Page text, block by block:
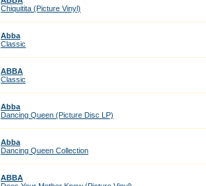
Chiquitita (Picture Vinyl)
Abba
Classic
ABBA
Classic
Abba
Dancing Queen (Picture Disc LP)
Abba
Dancing Queen Collection
ABBA